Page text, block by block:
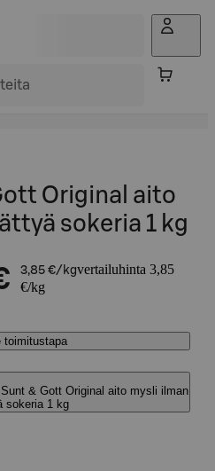
Original aito
sokeria 1 kg
3,85 €/kgvertailuhinta 3,85
€/kg
toimitustapa
& Gott Original aito mysli ilman
sokeria 1 kg